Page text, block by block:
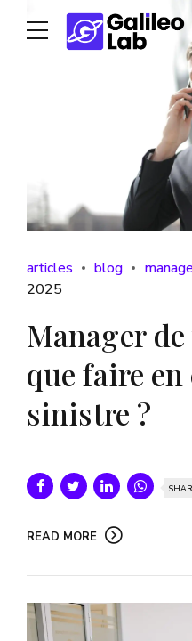
articles blog
2025
Manager
que faire en
sinistre ?
READ MORE